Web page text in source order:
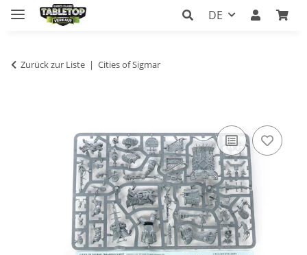
DE
Zurück zur Liste Cities of Sigmar